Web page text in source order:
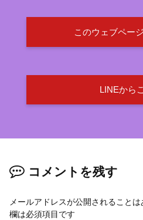
このウェブペー
LINEから
コメントを残す
メールアドレスが公開されることは
欄は必須項目です